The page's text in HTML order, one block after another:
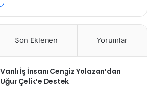
Son Eklenen Yorumlar
Vanlı İş İnsanı Cengiz Yolazan’dan
Uğur Çelik’e Destek